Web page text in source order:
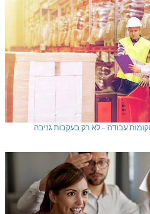
עבודה – לא רק בעקבות גניבה